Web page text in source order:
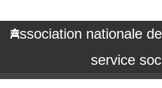
Association nationale
service